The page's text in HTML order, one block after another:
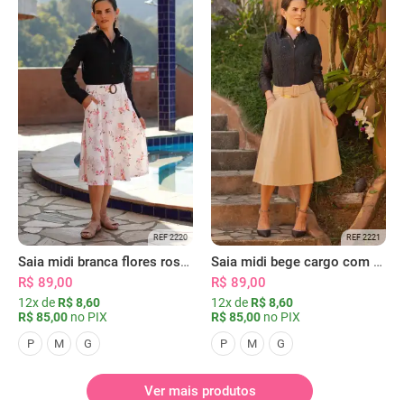
REF 2220
Saia midi branca flores rosas com bolsos
R$ 89,00
12x de R$ 8,60
R$ 85,00 no PIX
P M G
REF 2221
Saia midi bege cargo com bolsos
R$ 89,00
12x de R$ 8,60
R$ 85,00 no PIX
P M G
Ver mais produtos